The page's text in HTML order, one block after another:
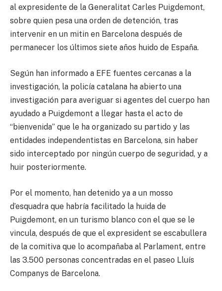
al expresidente de la Generalitat Carles Puigdemont,
sobre quien pesa una orden de detención, tras
intervenir en un mitin en Barcelona después de
permanecer los últimos siete años huido de España.
Según han informado a EFE fuentes cercanas a la
investigación, la policía catalana ha abierto una
investigación para averiguar si agentes del cuerpo han
ayudado a Puigdemont a llegar hasta el acto de
“bienvenida” que le ha organizado su partido y las
entidades independentistas en Barcelona, sin haber
sido interceptado por ningún cuerpo de seguridad, y a
huir posteriormente.
Por el momento, han detenido ya a un mosso
d’esquadra que habría facilitado la huida de
Puigdemont, en un turismo blanco con el que se le
vincula, después de que el expresident se escabullera
de la comitiva que lo acompañaba al Parlament, entre
las 3.500 personas concentradas en el paseo Lluís
Companys de Barcelona.